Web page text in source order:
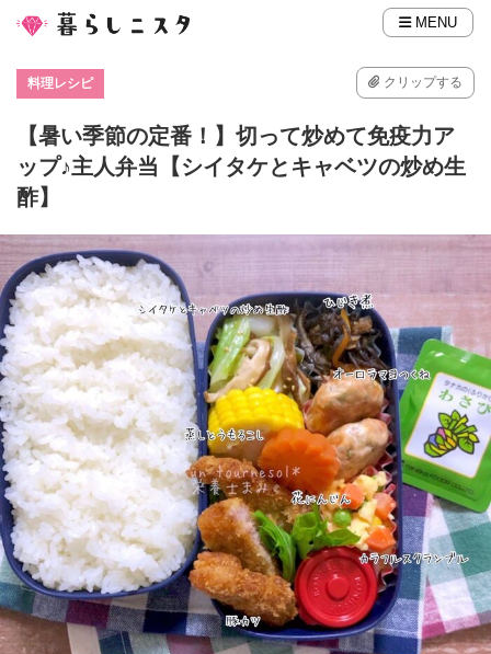
MENU
料理レシピ クリップする
【暑い季節の定番！】切って炒めて免疫力ア
ップ♪主人弁当【シイタケとキャベツの炒め生
酢】